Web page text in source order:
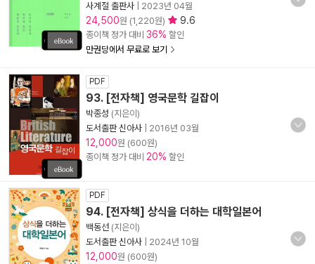
사계절 출판사
2023년 04월
24,500원 (1,220원) 9.6
종이책 정가 대비 36% 할인
만권당에서 무료로 보기
PDF
93. [전자책] 영국문학 길잡이
박종성 (지은이)
도서출판 신아사
2016년 03월
12,000원 (600원)
종이책 정가 대비 20% 할인
PDF
94. [전자책] 상식을 더하는 대학일본어
백동선 (지은이)
도서출판 신아사
2024년 10월
12,000원 (600원)